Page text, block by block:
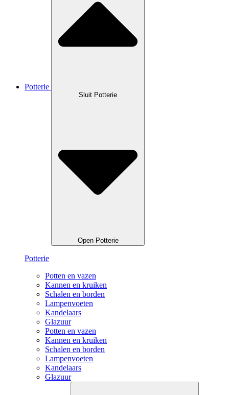
Potterie
Sluit Potterie
Open Potterie
Potterie
Potten en vazen
Kannen en kruiken
Schalen en borden
Lampenvoeten
Kandelaars
Glazuur
Potten en vazen
Kannen en kruiken
Schalen en borden
Lampenvoeten
Kandelaars
Glazuur